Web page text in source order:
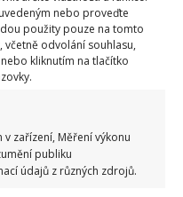
nebo proveďte
použity pouze na tomto
včetně odvolání souhlasu,
kliknutím na tlačítko
zařízení, Měření výkonu
publiku
údajů z různých zdrojů.
to rozbije
nudně a bez